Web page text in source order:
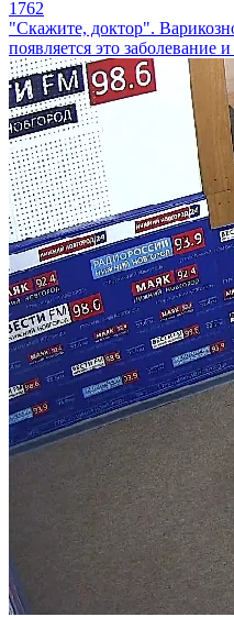
1762
"Скажите, доктор".
появляется это заболевание